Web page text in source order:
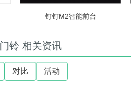
钉钉M2智能前台
铃 相关资讯
对比 活动